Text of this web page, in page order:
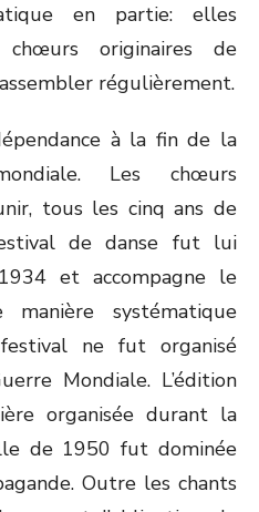
en partie: elles
originaires de
régulièrement.
à la fin de la
Les chœurs
tous les cinq ans de
de danse fut lui
et accompagne le
systématique
ne fut organisé
Mondiale. L’édition
organisée durant la
de 1950 fut dominée
Outre les chants